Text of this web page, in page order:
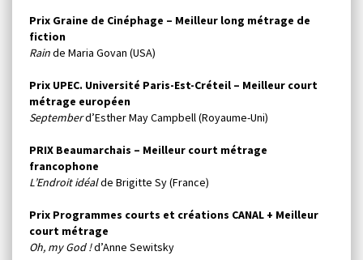
Prix Graine de Cinéphage – Meilleur long métrage de
fiction
Rainde Maria Govan (USA)
Prix UPEC. Université Paris-Est-Créteil – Meilleur court
métrage européen
Septemberd’Esther May Campbell (Royaume-Uni)
PRIX Beaumarchais – Meilleur court métrage
francophone
L’Endroit idéalde Brigitte Sy (France)
Prix Programmes courts et créations CANAL + Meilleur
court métrage
Oh, my God !d’Anne Sewitsky